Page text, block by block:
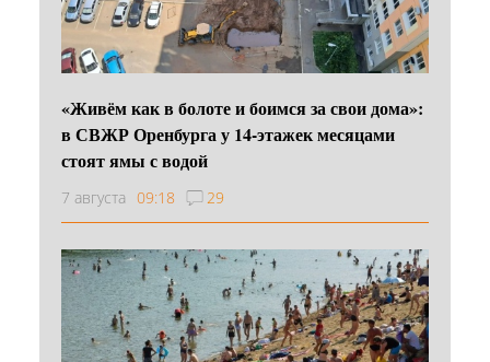
«Живём как в болоте и боимся за свои дома»:
в СВЖР Оренбурга у 14-этажек месяцами
стоят ямы с водой
7 августа 09:18 29